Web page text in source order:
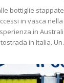
bottiglie
in vasca
in
in Italia.